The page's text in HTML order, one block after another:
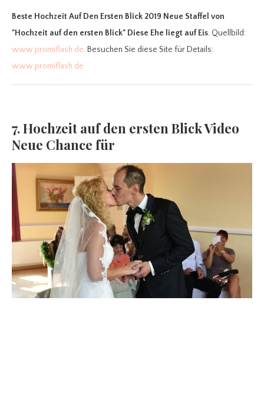
Beste Hochzeit Auf Den Ersten Blick 2019 Neue Staffel von
"Hochzeit auf den ersten Blick" Diese Ehe liegt auf Eis. Quellbild:
www.promiflash.de. Besuchen Sie diese Site für Details:
www.promiflash.de
7. Hochzeit auf den ersten Blick Video
Neue Chance für